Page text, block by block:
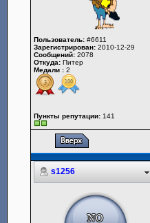
Пользователь: #6611
Зарегистрирован: 2010-12-29
Сообщений: 2078
Откуда: Питер
Медали : 2
Пункты репутации: 141
s1256